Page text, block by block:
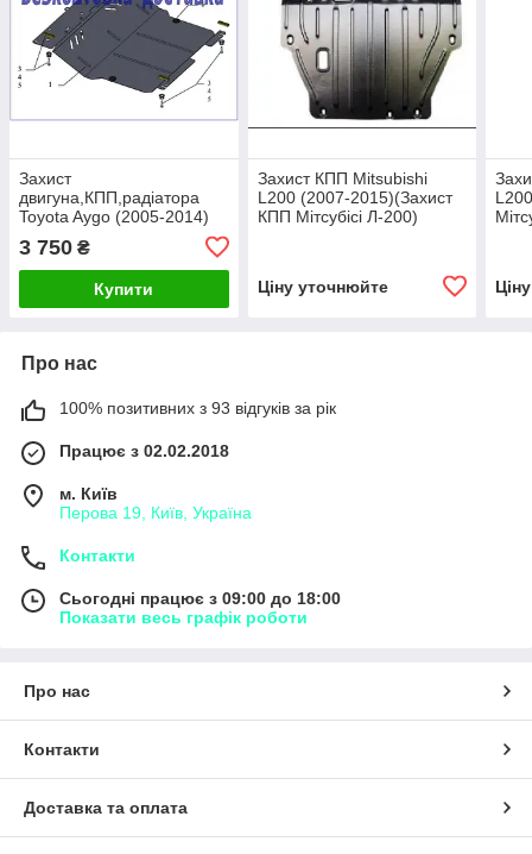
Захист
двигуна,КПП,радіатора
Toyota Aygo (2005-2014)
Ауго)Кольчуга
3 750 ₴
Купити
Захист КПП Mitsubishi
L200 (2007-2015)(Захист
КПП Мітсубісі Л-200)
Ціну уточнюйте
Про нас
100% позитивних з 93 відгуків за рік
Працює з 02.02.2018
м. Київ
Перова 19, Київ, Україна
Контакти
Сьогодні працює з 09:00 до 18:00
Показати весь графік роботи
Про нас
Контакти
Доставка та оплата